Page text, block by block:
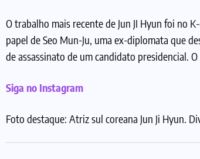
O trabalho mais recente de Jun JI Hyun foi no
papel de Seo Mun-Ju, uma ex-diplomata que
de assassinato de um candidato presidencial.
Siga no Instagram
Foto destaque: Atriz sul coreana Jun Ji Hyun.